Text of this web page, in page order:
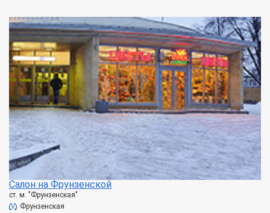
Салон на Фрунзенской
ст. м. "Фрунзенская"
Фрунзенская